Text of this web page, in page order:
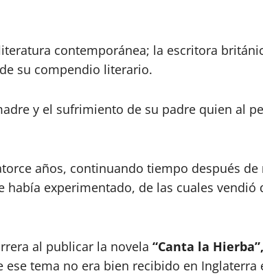
contemporánea; la escritora
su compendio literario.
y el sufrimiento de su padre quien al
años, continuando tiempo después de
experimentado, de las cuales vendió
al publicar la novela “Canta la Hierba”,
tema no era bien recibido en Inglaterra